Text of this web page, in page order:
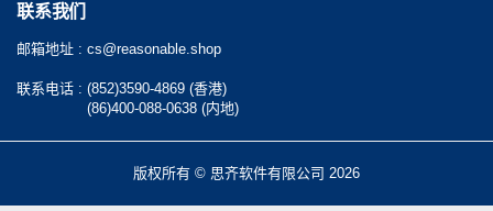
联系我们
邮箱地址 : cs@reasonable.shop
联系电话 : (852)3590-4869 (香港)
(86)400-088-0638 (内地)
版权所有 © 思齐软件有限公司 2026